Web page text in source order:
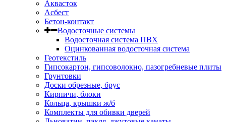
Аквасток
Асбест
Бетон-контакт
Водосточные системы
Водосточная система ПВХ
Оцинкованная водосточная система
Геотекстиль
Гипсокартон, гипсоволокно, пазогребневые плиты
Грунтовки
Доски обрезные, брус
Кирпичи, блоки
Кольца, крышки ж/б
Комплекты для обивки дверей